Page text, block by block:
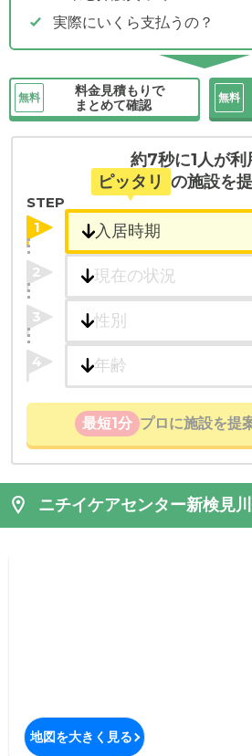
実際にいくら支払うの？
無料
料金見積もりで
まとめて確認
無料
約7秒に1人が利
ピッタリ の施設を
STEP
1
2
3
4
最短1分 プロに施設を提
ニチイケアセンター新検見
地図を大きく見る